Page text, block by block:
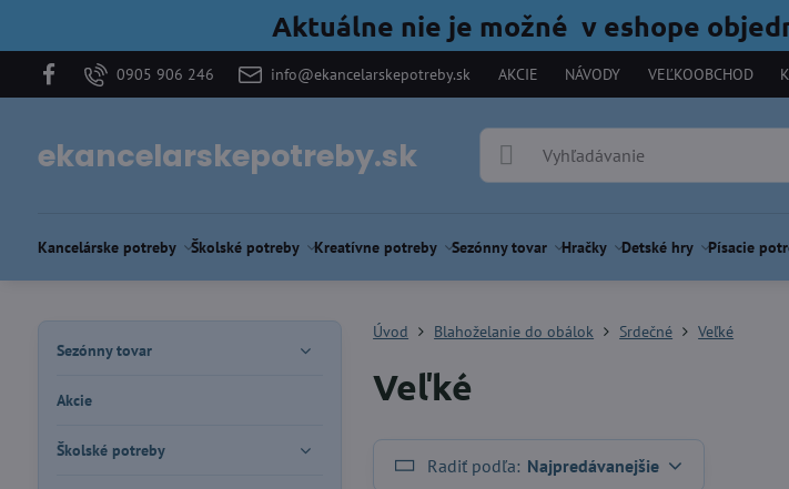
Aktuálne nie je možné v eshope
0905 906 246 info@ekancelarskepotreby.sk AKCIE NÁVODY VEĽKOOBCHOD
ekancelarskepotreby.sk
Kancelárske potreby Školské potreby Kreatívne potreby Sezónny tovar Hračky Detské hry Písacie
Úvod Blahoželanie do obálok Srdečné Veľké
Veľké
Radiť podľa: Najpredávanejšie
Sezónny tovar
Akcie
Školské potreby